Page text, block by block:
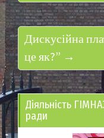
Дискусійна
це як?” →
Діяльність
ради